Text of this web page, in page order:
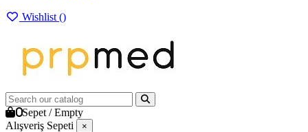
Wishlist ()
0Sepet /Empty
Alışveriş Sepeti
×